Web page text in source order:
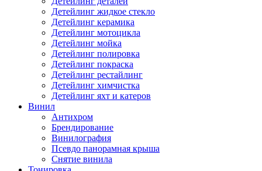
Детейлинг жидкое стекло
Детейлинг керамика
Детейлинг мотоцикла
Детейлинг мойка
Детейлинг полировка
Детейлинг покраска
Детейлинг рестайлинг
Детейлинг химчистка
Детейлинг яхт и катеров
Винил
Антихром
Брендирование
Винилография
Псевдо панорамная крыша
Снятие винила